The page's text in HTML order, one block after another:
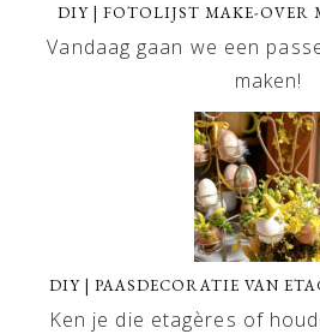
DIY | FOTOLIJST MAKE-OVER
Vandaag gaan we een
maken!
DIY | PAASDECORATIE VAN
Ken je die etagères of